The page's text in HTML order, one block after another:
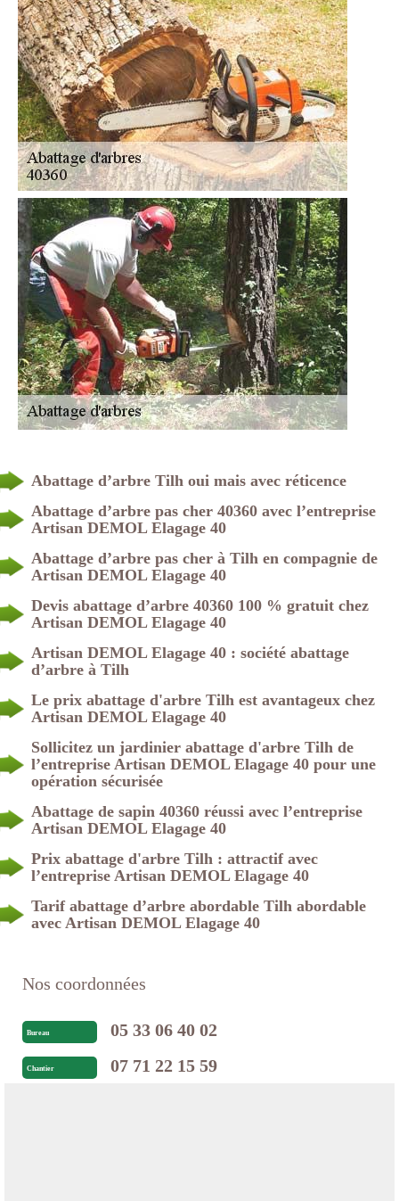
Abattage d’arbre Tilh oui mais avec réticence
Abattage d’arbre pas cher 40360 avec l’entreprise
Artisan DEMOL Elagage 40
Abattage d’arbre pas cher à Tilh en compagnie de
Artisan DEMOL Elagage 40
Devis abattage d’arbre 40360 100 % gratuit chez
Artisan DEMOL Elagage 40
Artisan DEMOL Elagage 40 : société abattage
d’arbre à Tilh
Le prix abattage d'arbre Tilh est avantageux chez
Artisan DEMOL Elagage 40
Sollicitez un jardinier abattage d'arbre Tilh de
l’entreprise Artisan DEMOL Elagage 40 pour une
opération sécurisée
Abattage de sapin 40360 réussi avec l’entreprise
Artisan DEMOL Elagage 40
Prix abattage d'arbre Tilh : attractif avec
l’entreprise Artisan DEMOL Elagage 40
Tarif abattage d’arbre abordable Tilh abordable
avec Artisan DEMOL Elagage 40
Nos coordonnées
Bureau 05 33 06 40 02
Chantier 07 71 22 15 59